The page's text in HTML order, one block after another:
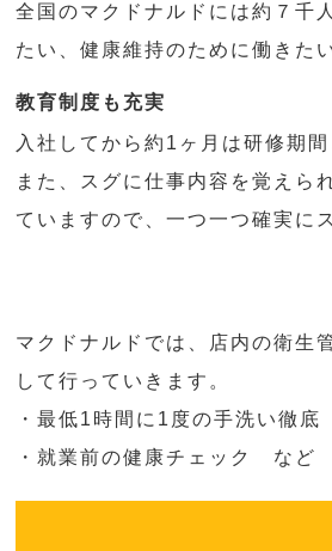
全国のマクドナルドには約７千
たい、健康維持のために働きた
教育制度も充実
入社してから約1ヶ月は研修期
また、スグに仕事内容を覚えら
ていますので、一つ一つ確実に
マクドナルドでは、店内の衛生
して行っていきます。
・最低1時間に1度の手洗い徹底
・就業前の健康チェック など